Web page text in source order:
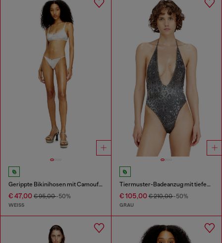
Gerippte Bikinihosen mit Camouflage-Print
€ 47,00 € 95,00-50%
WEISS
Tiermuster-Badeanzug mit tiefem Ausschnitt
€ 105,00€ 210,00-50%
GRAU